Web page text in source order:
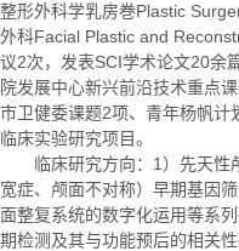
整形外科学乳房巻Plastic
外科Facial Plastic and
议2次，发表SCI学术论文20余
院发展中心新兴前沿技术重点
市卫健委课题2项、青年杨帆计
临床实验研究项目。
临床研究方向：1）先天性
宽症、颅面不对称）早期基因
面整复系统的数字化运用等系
期检测及其与功能预后的相关